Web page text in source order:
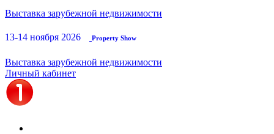
Выставка зарубежной недвижимости
13-14 ноября 2026 Property Show
Выставка зарубежной недвижимости
Личный кабинет